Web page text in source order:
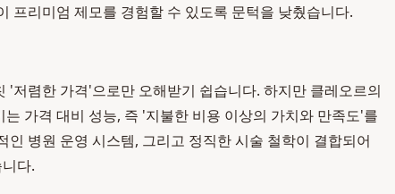
프리미엄 제모를 경험할 수 있도록 문턱을 낮췄습니다.
저렴한 가격'으로만 오해받기 쉽습니다. 하지만 클레오르의
는 가격 대비 성능, 즉 '지불한 비용 이상의 가치와 만족도'를
병원 운영 시스템, 그리고 정직한 시술 철학이 결합되어
다.